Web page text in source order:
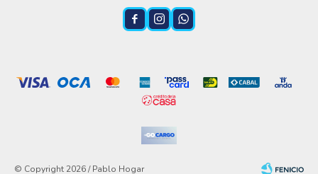
  
© Copyright 2026 / Pablo Hogar